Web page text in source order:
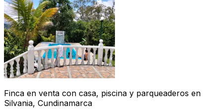
Finca en venta con casa, piscina y parqueaderos en
Silvania, Cundinamarca